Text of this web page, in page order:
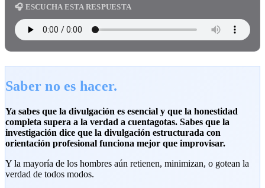
🎧 ESCUCHA ESTA RESPUESTA
Saber no es hacer.
Ya sabes que la divulgación es esencial y que la honestidad
completa supera a la verdad a cuentagotas. Sabes que la
investigación dice que la divulgación estructurada con
orientación profesional funciona mejor que improvisar.
Y la mayoría de los hombres aún retienen, minimizan, o gotean la
verdad de todos modos.